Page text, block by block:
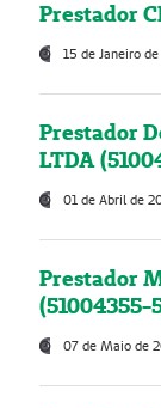
Prestador
15 de Janeiro
Prestador
LTDA
01 de Abril de
Prestador
(51004355-
07 de Maio de